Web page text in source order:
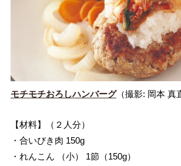
モチモチおろしハンバーグ（撮影: 岡本 真
【材料】（２人分）
・合いびき肉 150g
・れんこん （小） 1節（150g）